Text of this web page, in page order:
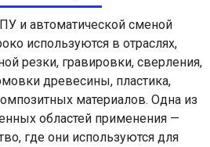
Бумажный
и автоматической сменой
используются в отраслях,
резки, гравировки, сверления,
древесины, пластика,
материалов. Одна из
областей применения —
где они используются для